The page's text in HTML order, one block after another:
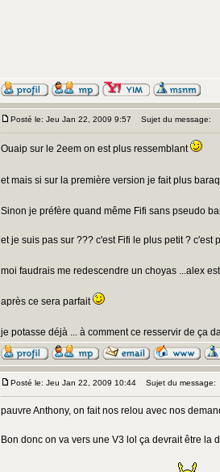
Posté le: Jeu Jan 22, 2009 9:57 Sujet du message:
Ouaip sur le 2eem on est plus ressemblant
et mais si sur la première version je fait plus
Sinon je préfère quand même Fifi sans pseudo
et je suis pas sur ??? c'est Fifi le plus petit ? c'est
moi faudrais me redescendre un choyas ...alex
après ce sera parfait
je potasse déjà ... à comment ce resservir de ça
Posté le: Jeu Jan 22, 2009 10:44 Sujet du message:
pauvre Anthony, on fait nos relou avec nos
Bon donc on va vers une V3 lol ça devrait être la